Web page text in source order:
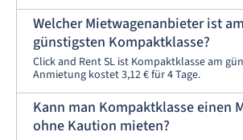
Welcher Mietwagenanbieter ist am
günstigsten Kompaktklasse?
Click and Rent SL ist Kompaktklasse am
Anmietung kostet 3,12 € für 4 Tage.
Kann man Kompaktklasse einen
ohne Kaution mieten?